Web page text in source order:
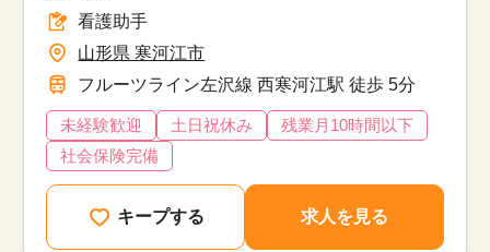
看護助手
山形県 寒河江市
フルーツライン左沢線 西寒河江駅 徒歩 5分
未経験歓迎 土日祝休み
残業月10時間以下
社会保険完備
キープする 求人を見る